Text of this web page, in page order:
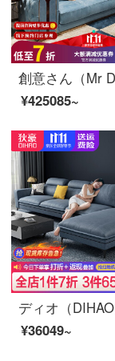
¥425085~
¥36049~